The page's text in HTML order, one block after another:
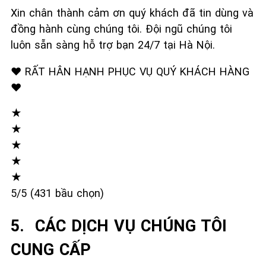
Xin chân thành cảm ơn quý khách đã tin dùng và
đồng hành cùng chúng tôi. Đội ngũ chúng tôi
luôn sẵn sàng hỗ trợ bạn 24/7 tại Hà Nội.
❤️ RẤT HÂN HẠNH PHỤC VỤ QUÝ KHÁCH HÀNG
❤️
★
★
★
★
★
5/5 (431 bầu chọn)
5. ️ CÁC DỊCH VỤ CHÚNG TÔI
CUNG CẤP